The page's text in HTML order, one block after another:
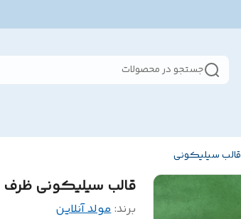
جستجو در محصولات
قالب سیلیکونی
قالب سیلیکونی ظرف
برند:مولد آنلاین